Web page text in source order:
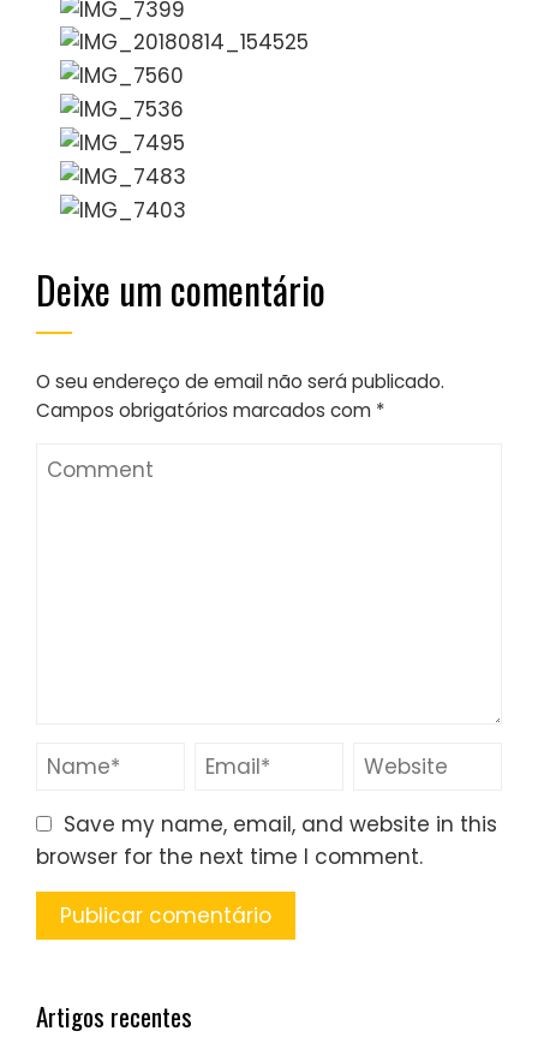
Deixe um comentário
O seu endereço de email não será publicado.
Campos obrigatórios marcados com *
Save my name, email, and website in this
browser for the next time I comment.
Artigos recentes